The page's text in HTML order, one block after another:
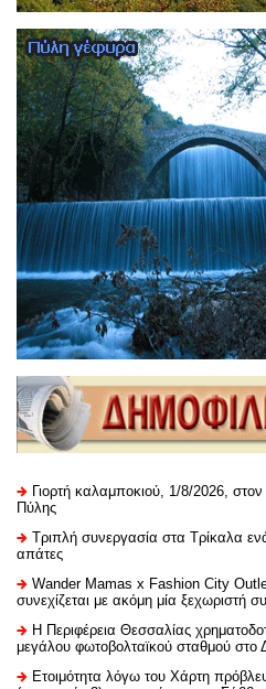
Γιορτή καλαμποκιού, 1/8/2026,
Πύλης
Τριπλή συνεργασία στα Τρίκαλα
απάτες
Wander Mamas x Fashion City
συνεχίζεται με ακόμη μία ξεχωριστή
H Περιφέρεια Θεσσαλίας
μεγάλου φωτοβολταϊκού σταθμού στο
Ετοιμότητα λόγω του Χάρτη